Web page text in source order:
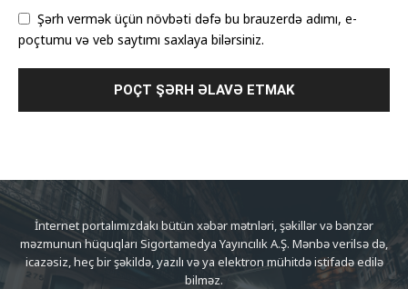
Şərh vermək üçün növbəti dəfə bu brauzerdə adımı, e-
poçtumu və veb saytımı saxlaya bilərsiniz.
İnternet portalımızdakı bütün xəbər mətnləri, şəkillər və bənzər
məzmunun hüquqları Sigortamedya Yayıncılık A.Ş. Mənbə verilsə də,
icazəsiz, heç bir şəkildə, yazılı və ya elektron mühitdə istifadə edilə
bilməz.